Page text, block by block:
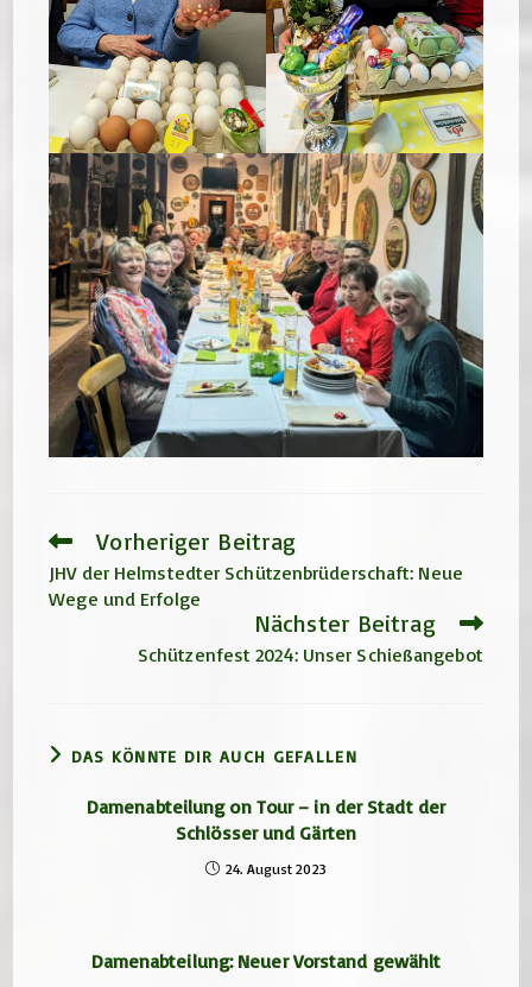
Weitere
Artikel
ansehen
Vorheriger Beitrag
JHV der Helmstedter Schützenbrüderschaft: Neue
Wege und Erfolge
Nächster Beitrag
Schützenfest 2024: Unser Schießangebot
DAS KÖNNTE DIR AUCH GEFALLEN
Damenabteilung on Tour – in der Stadt der
Schlösser und Gärten
24. August 2023
Damenabteilung: Neuer Vorstand gewählt